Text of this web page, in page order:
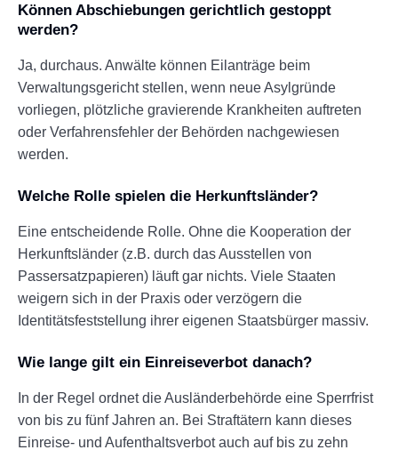
Können Abschiebungen gerichtlich gestoppt
werden?
Ja, durchaus. Anwälte können Eilanträge beim
Verwaltungsgericht stellen, wenn neue Asylgründe
vorliegen, plötzliche gravierende Krankheiten auftreten
oder Verfahrensfehler der Behörden nachgewiesen
werden.
Welche Rolle spielen die Herkunftsländer?
Eine entscheidende Rolle. Ohne die Kooperation der
Herkunftsländer (z.B. durch das Ausstellen von
Passersatzpapieren) läuft gar nichts. Viele Staaten
weigern sich in der Praxis oder verzögern die
Identitätsfeststellung ihrer eigenen Staatsbürger massiv.
Wie lange gilt ein Einreiseverbot danach?
In der Regel ordnet die Ausländerbehörde eine Sperrfrist
von bis zu fünf Jahren an. Bei Straftätern kann dieses
Einreise- und Aufenthaltsverbot auch auf bis zu zehn